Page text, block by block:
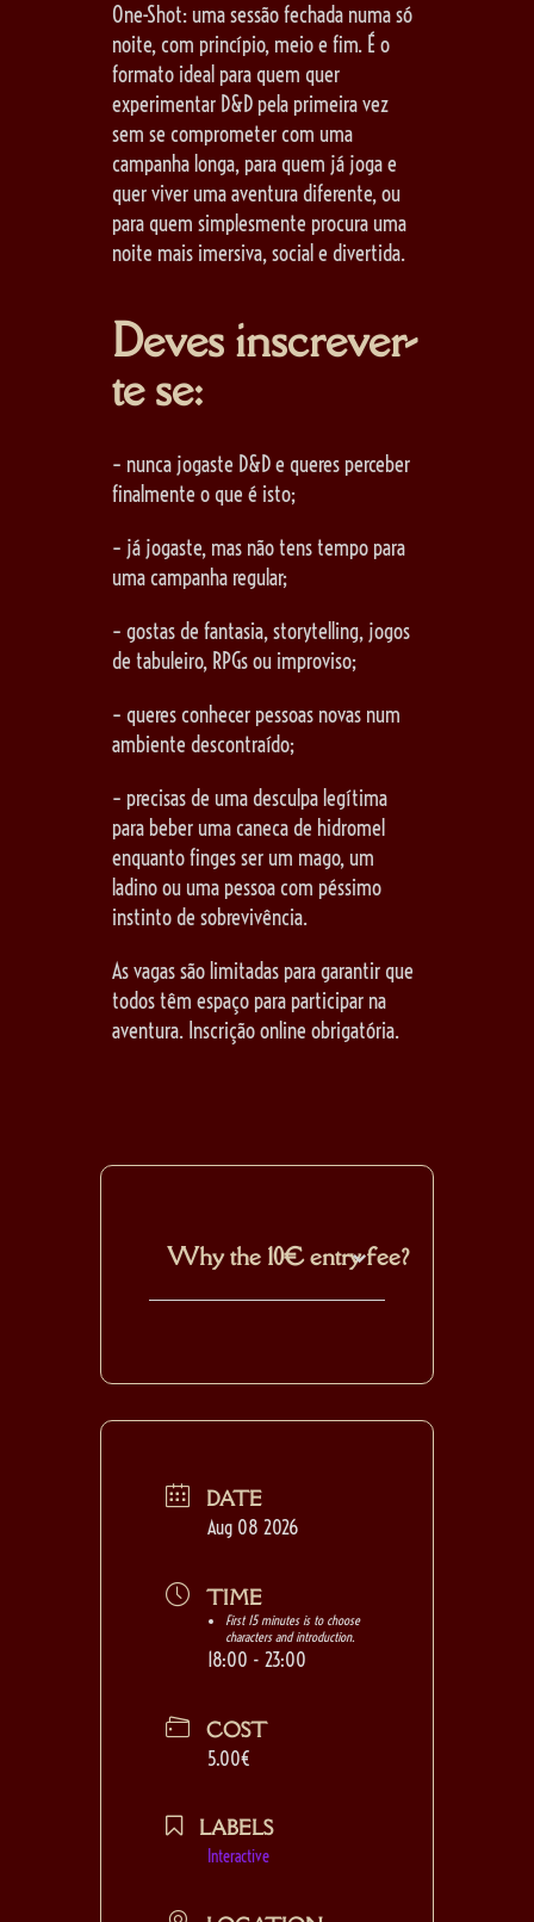
One-Shot: uma sessão fechada numa só
noite, com princípio, meio e fim. É o
formato ideal para quem quer
experimentar D&D pela primeira vez
sem se comprometer com uma
campanha longa, para quem já joga e
quer viver uma aventura diferente, ou
para quem simplesmente procura uma
noite mais imersiva, social e divertida.
Deves inscrever-
te se:
– nunca jogaste D&D e queres perceber
finalmente o que é isto;
– já jogaste, mas não tens tempo para
uma campanha regular;
– gostas de fantasia, storytelling, jogos
de tabuleiro, RPGs ou improviso;
– queres conhecer pessoas novas num
ambiente descontraído;
– precisas de uma desculpa legítima
para beber uma caneca de hidromel
enquanto finges ser um mago, um
ladino ou uma pessoa com péssimo
instinto de sobrevivência.
As vagas são limitadas para garantir que
todos têm espaço para participar na
aventura. Inscrição online obrigatória.
Why the 10€ entry fee?
and you also get a free
drink which you can
macchiatto / capuccino,
water, soda, hidromel
cocktail or wine glass.
DATE
Aug 08 2026
TIME
First 15 minutes is to choose
characters and introduction.
18:00 - 23:00
COST
5.00€
LABELS
Interactive